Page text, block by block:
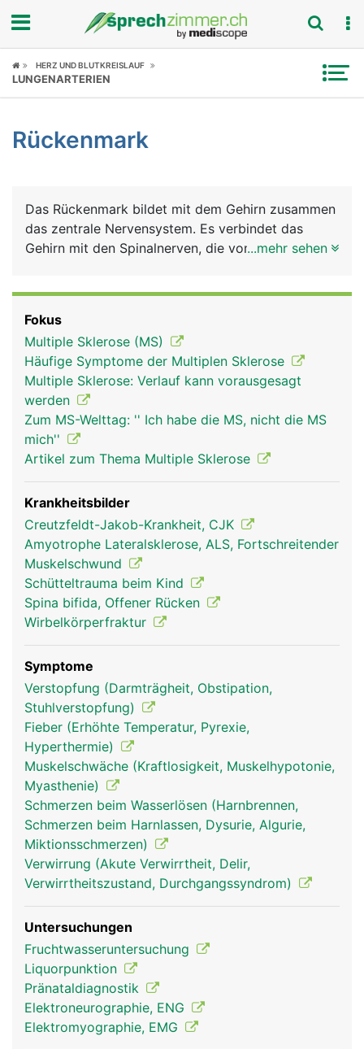
Fokus
Symptome
News
Rubriken
HERZ UND BLUTKREISLAUF
LUNGENARTERIEN
Rückenmark
Das Rückenmark bildet mit dem Gehirn zusammen
das zentrale Nervensystem. Es verbindet das
Gehirn mit den Spinalnerven, die vom Rückenmark
reicht vom verlängerten Mark unterhalb der
Schädelbasis bis hinab zum zweiten Lendenwirbel.
Unterhalb davon ist das Rückenmark stark
verkümmert und sieht aufgrund der auslaufenden
gebündelten Nervenfasern wie ein Pferdeschweif
aus. Das Rückenmark besteht aus einer grauen
und weissen Substanz. Zentral liegt die graue
Substanz, die im Querschnitt wie ein Schmetterling
aussieht und aus unzähligen Nervenzellen gebildet
wird. Die weisse Substanz umschliesst die graue
Substanz und enthält hauptsächlich die langen
Nervenfasern. Das Rückenmark ist wie das Gehirn
von Rückenmarkflüssigkeit (Liquor) und von drei
schützenden Rückenmarkhäuten umgeben: eine
harte äussere Haut, eine gut durchblutete mittlere
Haut und eine weiche dem Rückenmark direkt
rückenmark mann
...mehr sehen
Fokus
Multiple Sklerose (MS)
Häufige Symptome der Multiplen Sklerose
Multiple Sklerose: Verlauf kann vorausgesagt
werden
Zum MS-Welttag: '' Ich habe die MS, nicht die MS
mich''
Artikel zum Thema Multiple Sklerose
Krankheitsbilder
Creutzfeldt-Jakob-Krankheit, CJK
Amyotrophe Lateralsklerose, ALS, Fortschreitender
Muskelschwund
Schütteltrauma beim Kind
Spina bifida, Offener Rücken
Wirbelkörperfraktur
Symptome
Verstopfung (Darmträgheit, Obstipation,
Stuhlverstopfung)
Fieber (Erhöhte Temperatur, Pyrexie,
Hyperthermie)
Muskelschwäche (Kraftlosigkeit, Muskelhypotonie,
Myasthenie)
Schmerzen beim Wasserlösen (Harnbrennen,
Schmerzen beim Harnlassen, Dysurie, Algurie,
Miktionsschmerzen)
Verwirrung (Akute Verwirrtheit, Delir,
Verwirrtheitszustand, Durchgangssyndrom)
Untersuchungen
Fruchtwasseruntersuchung
Liquorpunktion
Pränataldiagnostik
Elektroneurographie, ENG
Elektromyographie, EMG